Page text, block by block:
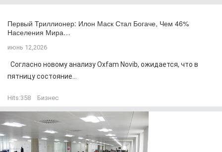
Первый Триллионер: Илон Маск Стал Богаче, Чем 46%
Населения Мира…
июнь 12,2026
Согласно новому анализу Oxfam Novib, ожидается, что в
пятницу состояние...
Hits:358 Бизнес